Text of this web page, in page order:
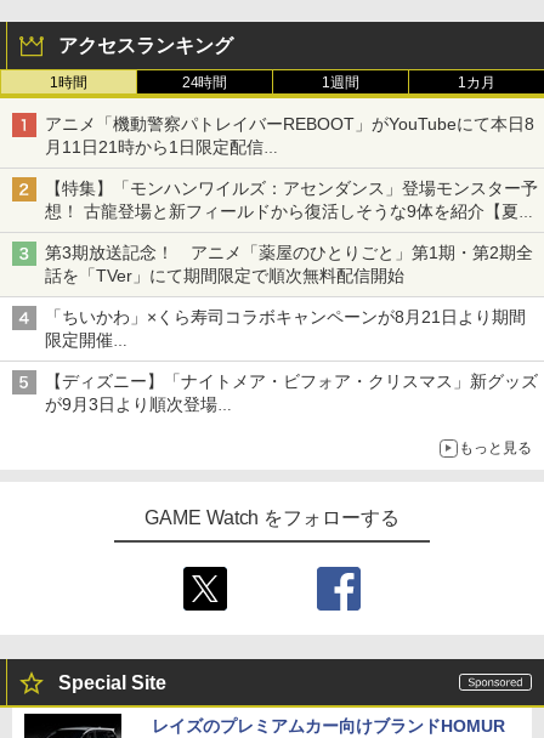
アクセスランキング
1時間 24時間 1週間 1カ月
アニメ「機動警察パトレイバーREBOOT」がYouTubeにて本日8
月11日21時から1日限定配信
8月14日にはU-NEXTで限定配信
【特集】「モンハンワイルズ：アセンダンス」登場モンスター予
想！ 古龍登場と新フィールドから復活しそうな9体を紹介【夏休
み特集2026】
第3期放送記念！ アニメ「薬屋のひとりごと」第1期・第2期全
話を「TVer」にて期間限定で順次無料配信開始
「ちいかわ」×くら寿司コラボキャンペーンが8月21日より期間
限定開催
オリジナルの湯呑みや寿司皿が景品に登場！
【ディズニー】「ナイトメア・ビフォア・クリスマス」新グッズ
が9月3日より順次登場
もっと見る
GAME Watch をフォローする
Special Site
レイズのプレミアムカー向けブランドHOMUR